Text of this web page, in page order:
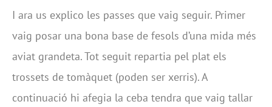
I ara us explico les passes que vaig seguir. Primer
vaig posar una bona base de fesols d’una mida més
aviat grandeta. Tot seguit repartia pel plat els
trossets de tomàquet (poden ser xerris). A
continuació hi afegia la ceba tendra que vaig tallar